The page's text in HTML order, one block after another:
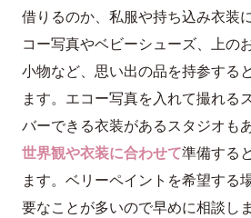
借りるのか、私服や持ち込み衣装
コー写真やベビーシューズ、上の
小物など、思い出の品を持参する
ます。エコー写真を入れて撮れる
バーできる衣装があるスタジオも
世界観や衣装に合わせて準備する
ます。ベリーペイントを希望する
要なことが多いので早めに相談し